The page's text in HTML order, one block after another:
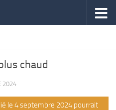
chaud
2024
le 4 septembre 2024 pourrait